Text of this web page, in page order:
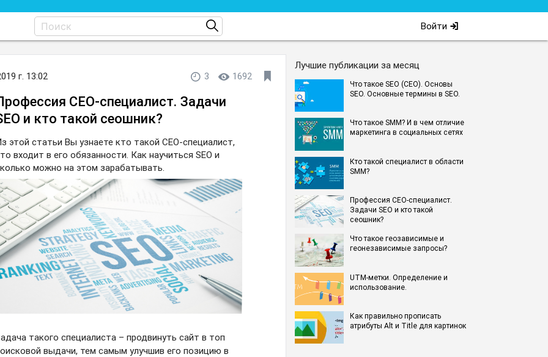
Войти
г. 13:02 1692
3
СЕО-специалист. Задачи
и кто такой сеошник?
этой статьи Вы узнаете кто такой СЕО-специалист,
входит в его обязанности. Как научиться SEO и
можно на этом зарабатывать.
такого специалиста – продвинуть сайт в топ
выдачи, тем самым улучшив его позицию в
Лучшие публикации за месяц
Что такое SEO (СЕО). Основы
SEO. Основные термины в SEO.
Что такое SMM? И в чем отличие
маркетинга в социальных сетях
Кто такой специалист в области
SMM?
Профессия СЕО-специалист.
Задачи SEO и кто такой
сеошник?
Что такое геозависимые и
геонезависимые запросы?
UTM-метки. Определение и
использование.
Как правильно прописать
атрибуты Alt и Title для картинок